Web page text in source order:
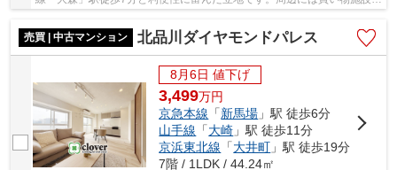
売買 | 中古マンション
北品川ダイヤモンドパレス
8月6日 値下げ
3,499万円
京急本線 「新馬場 」駅 徒歩6分
山手線 「大崎 」駅 徒歩11分
京浜東北線 「大井町 」駅 徒歩19分
7階 / 1LDK / 44.24㎡